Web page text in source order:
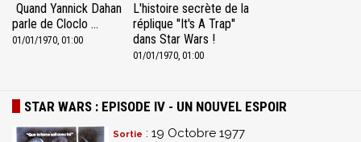
Quand Yannick Dahan
parle de Cloclo ...
01/01/1970, 01:00
L'histoire secrète de la
réplique ''It's A Trap''
dans Star Wars !
01/01/1970, 01:00
STAR WARS : EPISODE IV - UN NOUVEL ESPOIR
Sortie : 19 Octobre 1977